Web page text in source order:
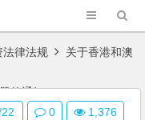
法律法规 关于香港和澳
的通知
0 1,376